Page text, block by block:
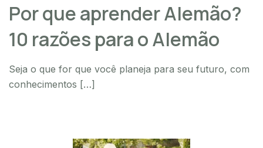
Por que aprender Alemão?
10 razões para o Alemão
Seja o que for que você planeja para seu futuro, com
conhecimentos […]